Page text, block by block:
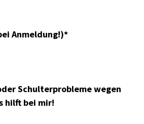
Anmeldung!)*
Schulterprobleme wegen
hilft bei mir!